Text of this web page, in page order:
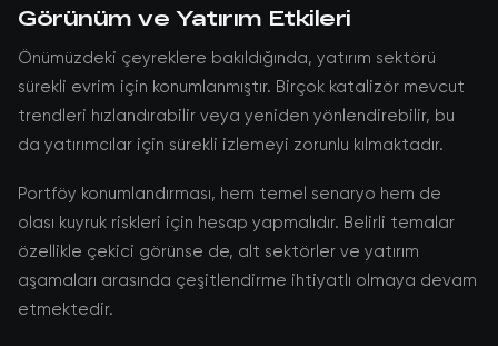
Görünüm ve Yatırım Etkileri
Önümüzdeki çeyreklere bakıldığında, yatırım sektörü
sürekli evrim için konumlanmıştır. Birçok katalizör mevcut
trendleri hızlandırabilir veya yeniden yönlendirebilir, bu
da yatırımcılar için sürekli izlemeyi zorunlu kılmaktadır.
Portföy konumlandırması, hem temel senaryo hem de
olası kuyruk riskleri için hesap yapmalıdır. Belirli temalar
özellikle çekici görünse de, alt sektörler ve yatırım
aşamaları arasında çeşitlendirme ihtiyatlı olmaya devam
etmektedir.